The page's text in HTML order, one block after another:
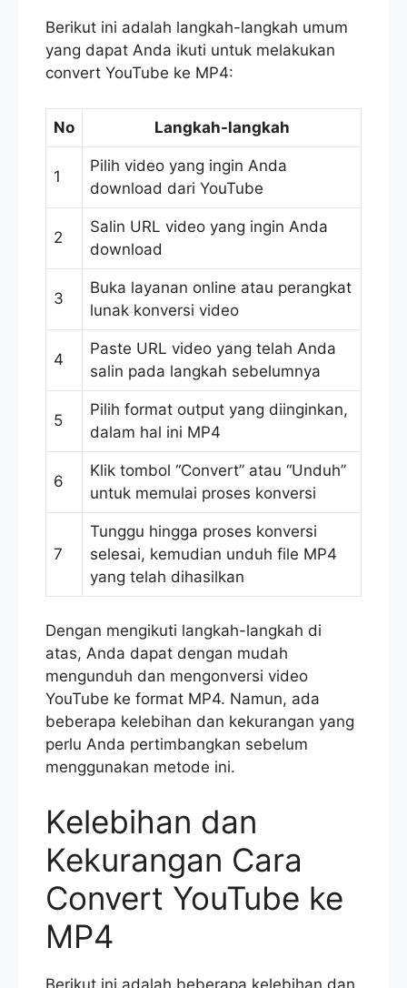
Berikut ini adalah langkah-langkah umum
yang dapat Anda ikuti untuk melakukan
convert YouTube ke MP4:
No Langkah-langkah
1
Pilih video yang ingin Anda
download dari YouTube
2
Salin URL video yang ingin Anda
download
3
Buka layanan online atau perangkat
lunak konversi video
4
Paste URL video yang telah Anda
salin pada langkah sebelumnya
5
Pilih format output yang diinginkan,
dalam hal ini MP4
6
Klik tombol “Convert” atau “Unduh”
untuk memulai proses konversi
7
Tunggu hingga proses konversi
selesai, kemudian unduh file MP4
yang telah dihasilkan
Dengan mengikuti langkah-langkah di
atas, Anda dapat dengan mudah
mengunduh dan mengonversi video
YouTube ke format MP4. Namun, ada
beberapa kelebihan dan kekurangan yang
perlu Anda pertimbangkan sebelum
menggunakan metode ini.
Kelebihan dan
Kekurangan Cara
Convert YouTube ke
MP4
Berikut ini adalah beberapa kelebihan dan